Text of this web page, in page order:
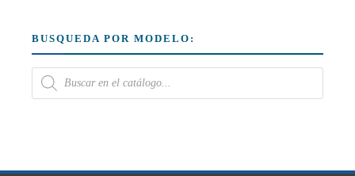
BUSQUEDA POR MODELO: